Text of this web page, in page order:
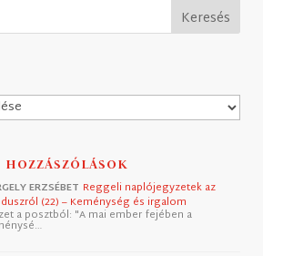
ERZSÉBET Reggeli naplójegyzetek az
(22) – Keménység és irgalom
a posztból: "A mai ember fejében a